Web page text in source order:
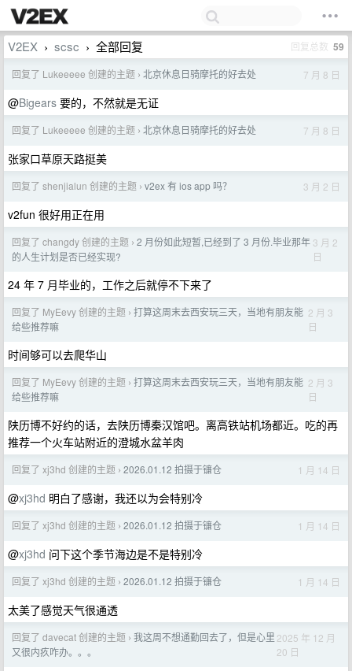
V2EX › scsc › 全部回复 回复总数 59
回复了 Lukeeeee 创建的主题 › 北京休息日骑摩托的好去处 7 月 8 日
@Bigears 要的，不然就是无证
回复了 Lukeeeee 创建的主题 › 北京休息日骑摩托的好去处 7 月 8 日
张家口草原天路挺美
回复了 shenjialun 创建的主题 › v2ex 有 ios app 吗？ 3 月 2 日
v2fun 很好用正在用
回复了 changdy 创建的主题 › 2 月份如此短暂,已经到了 3 月份.毕业那年
的人生计划是否已经实现?
3 月 2
日
24 年 7 月毕业的，工作之后就停不下来了
回复了 MyEevy 创建的主题 › 打算这周末去西安玩三天，当地有朋友能
给些推荐嘛
2 月 3
日
时间够可以去爬华山
回复了 MyEevy 创建的主题 › 打算这周末去西安玩三天，当地有朋友能
给些推荐嘛
2 月 3
日
陕历博不好约的话，去陕历博秦汉馆吧。离高铁站机场都近。吃的再
推荐一个火车站附近的澄城水盆羊肉
回复了 xj3hd 创建的主题 › 2026.01.12 拍摄于镰仓 1 月 14 日
@xj3hd 明白了感谢，我还以为会特别冷
回复了 xj3hd 创建的主题 › 2026.01.12 拍摄于镰仓 1 月 14 日
@xj3hd 问下这个季节海边是不是特别冷
回复了 xj3hd 创建的主题 › 2026.01.12 拍摄于镰仓 1 月 14 日
太美了感觉天气很通透
回复了 davecat 创建的主题 › 我这周不想通勤回去了，但是心里
又很内疚咋办。。。
2025 年 12 月
20 日